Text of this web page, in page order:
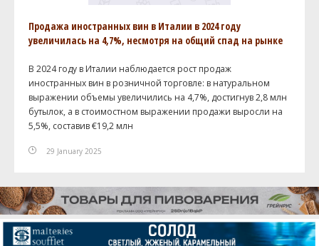
Продажа иностранных вин в Италии в 2024 году
увеличилась на 4,7%, несмотря на общий спад на рынке
В 2024 году в Италии наблюдается рост продаж
иностранных вин в розничной торговле: в натуральном
выражении объемы увеличились на 4,7%, достигнув 2,8 млн
бутылок, а в стоимостном выражении продажи выросли на
5,5%, составив €19,2 млн
29 January 2025